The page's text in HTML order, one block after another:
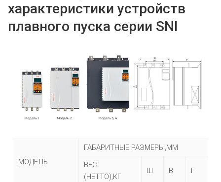
характеристики устройств
плавного пуска серии SNI
МОДЕЛЬ
ГАБАРИТНЫЕ РАЗМЕРЫ,ММ
ВЕС
(НЕТТО),КГ
Ш В Г